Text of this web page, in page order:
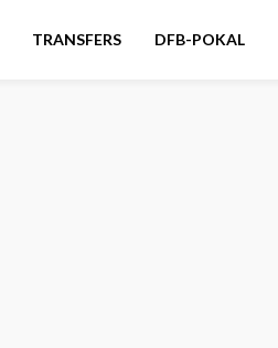
TRANSFERS DFB-POKAL